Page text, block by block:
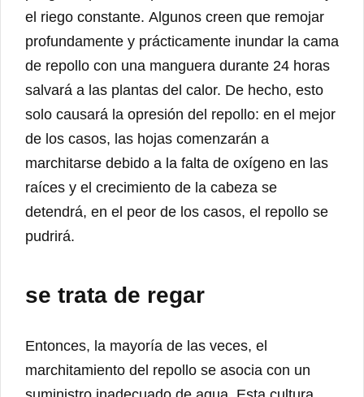
el riego constante. Algunos creen que remojar
profundamente y prácticamente inundar la cama
de repollo con una manguera durante 24 horas
salvará a las plantas del calor. De hecho, esto
solo causará la opresión del repollo: en el mejor
de los casos, las hojas comenzarán a
marchitarse debido a la falta de oxígeno en las
raíces y el crecimiento de la cabeza se
detendrá, en el peor de los casos, el repollo se
pudrirá.
se trata de regar
Entonces, la mayoría de las veces, el
marchitamiento del repollo se asocia con un